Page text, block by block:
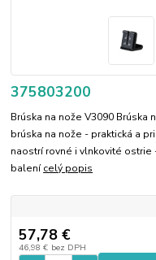
375803200
Brúska na nože V3090 Brúska
brúska na nože - praktická a
naostrí rovné i vlnkovité
balenícelý popis
57,78 €
46,98 € bez DPH